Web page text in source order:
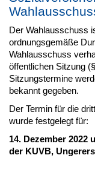
Der Wahlausschuss
ordnungsgemäße
Wahlausschuss
öffentlichen Sitzung
Sitzungstermine
bekannt gegeben.
Der Termin für die
wurde festgelegt für:
14. Dezember 2022
der KUVB,